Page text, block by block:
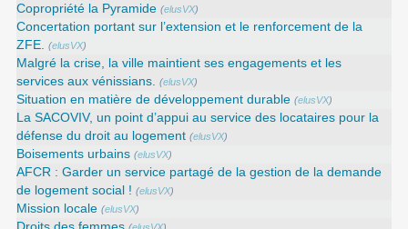
Copropriété la Pyramide (elusVX)
Concertation portant sur l’extension et le renforcement de la
ZFE.
(elusVX)
Malgré la crise, la ville maintient ses engagements et les
services aux vénissians.
(elusVX)
Situation en matière de développement durable (elusVX)
La SACOVIV, un point d’appui au service des locataires pour la
défense du droit au logement (elusVX)
Boisements urbains (elusVX)
AFCR : Garder un service partagé de la gestion de la demande
de logement social ! (elusVX)
Mission locale (elusVX)
(elusVX)